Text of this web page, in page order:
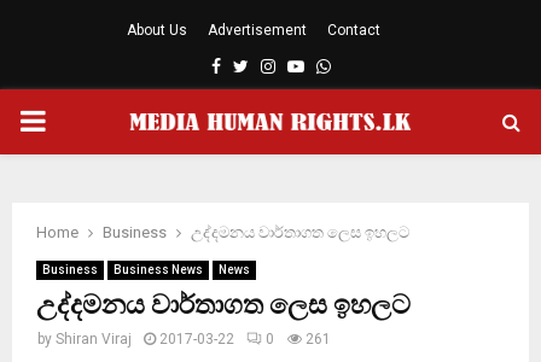
About Us Advertisement Contact
Facebook
TwitterInstagram
YoutubeWhatsapp
PRIMARY
Home Business උද්දමනය වාර්තාගත ලෙස ඉහලට
Business Business News News
උද්දමනය වාර්තාගත ලෙස ඉහලට
by Shiran Viraj 2017-03-22 0 261